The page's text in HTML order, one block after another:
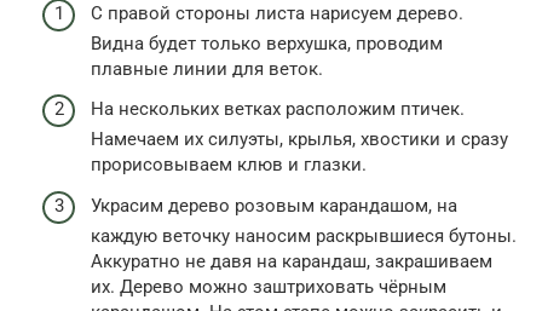
С правой стороны листа нарисуем дерево.
Видна будет только верхушка, проводим
плавные линии для веток.
На нескольких ветках расположим птичек.
Намечаем их силуэты, крылья, хвостики и сразу
прорисовываем клюв и глазки.
Украсим дерево розовым карандашом, на
каждую веточку наносим раскрывшиеся бутоны.
Аккуратно не давя на карандаш, закрашиваем
их. Дерево можно заштриховать чёрным